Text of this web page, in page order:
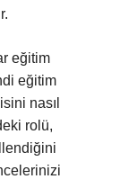
eğitim
eğitim
nasıl
rolü,